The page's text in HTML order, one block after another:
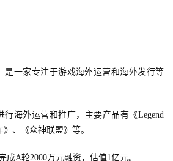
是一家专注于游戏海外运营和海外发行等
行海外运营和推广，主要产品有《Legend
、《众神联盟》等。
成A轮2000万元融资，估值1亿元。